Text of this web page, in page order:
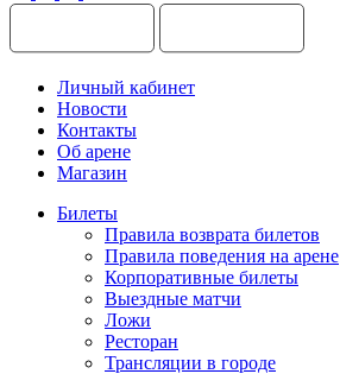
Личный кабинет
Новости
Контакты
Об арене
Магазин
Билеты
Правила возврата билетов
Правила поведения на арене
Корпоративные билеты
Выездные матчи
Ложи
Ресторан
Трансляции в городе